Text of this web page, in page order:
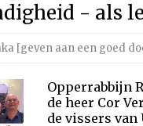
- als
[geven aan een goed
Opperrabbijn
de heer Cor
de vissers van